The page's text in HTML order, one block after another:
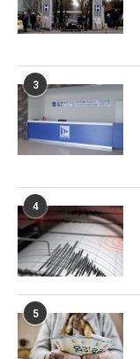
3
4
5